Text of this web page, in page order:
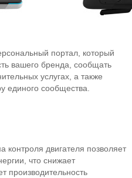
портал, который
вашего бренда, сообщать
услугах, а также
единого сообщества.
контроля двигателя позволяет
что снижает
производительность